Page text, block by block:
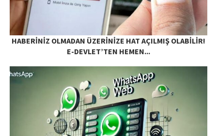
HABERINIZ OLMADAN ÜZERINIZE HAT AÇILMIŞ OLABILIR!
E-DEVLET’TEN HEMEN...